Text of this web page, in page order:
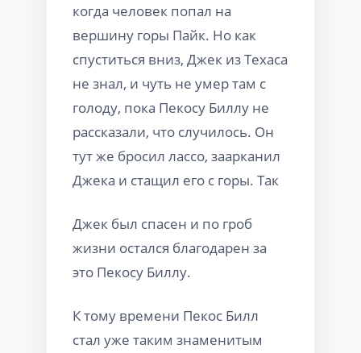
когда человек попал на
вершину горы Пайк. Но как
спуститься вниз, Джек из Техаса
не знал, и чуть не умер там с
голоду, пока Пекосу Биллу не
рассказали, что случилось. Он
тут же бросил лассо, заарканил
Джека и стащил его с горы. Так
Джек был спасен и по гроб
жизни остался благодарен за
это Пекосу Биллу.
К тому времени Пекос Билл
стал уже таким знаменитым